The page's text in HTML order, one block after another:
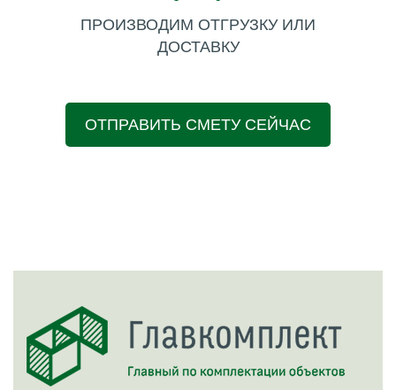
ПРОИЗВОДИМ ОТГРУЗКУ ИЛИ
ДОСТАВКУ
ОТПРАВИТЬ СМЕТУ СЕЙЧАС